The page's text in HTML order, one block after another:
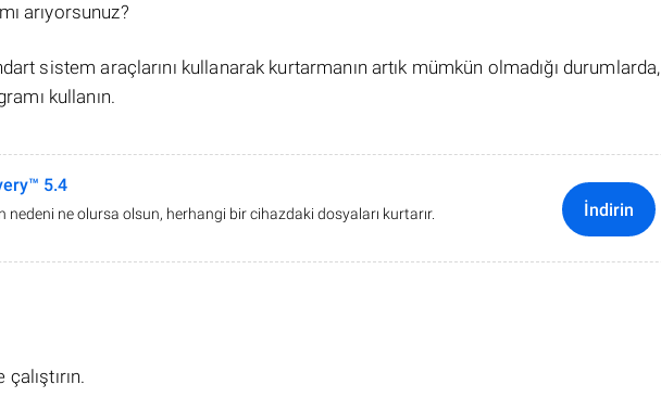
arıyorsunuz?
sistem araçlarını kullanarak kurtarmanın artık mümkün olmadığı durumlarda,
kullanın.
5.4
nedeni ne olursa olsun, herhangi bir cihazdaki dosyaları kurtarır. İndirin
çalıştırın.